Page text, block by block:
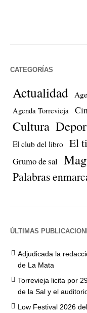
CATEGORÍAS
Actualidad
Agenda Torrevieja
Cultura
El club del libro El
Grumo de sal
Palabras
ÚLTIMAS
Adjudicada la
de La Mata
Torrevieja licita por
de la Sal y el
Low Festival 2026